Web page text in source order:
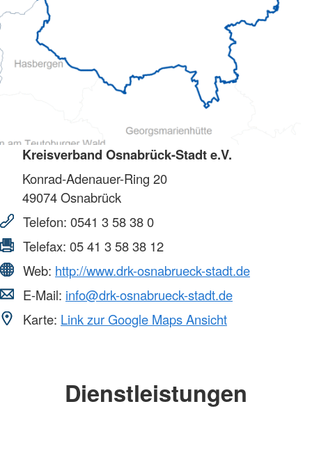
Kreisverband Osnabrück-Stadt e.V.
Konrad-Adenauer-Ring 20
49074Osnabrück
Telefon: 0541 3 58 38 0
Telefax: 05 41 3 58 38 12
Web: http://www.drk-osnabrueck-stadt.de
E-Mail: info@drk-osnabrueck-stadt.de
Karte: Link zur Google Maps Ansicht
Dienstleistungen